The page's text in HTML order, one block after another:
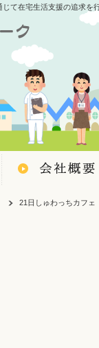
て在宅生活支援の追求を
21日しゅわっちカフェ